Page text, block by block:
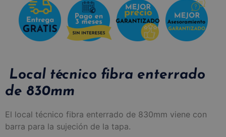
Local técnico fibra enterrado
de 830mm
El local técnico fibra enterrado de 830mm viene con
barra para la sujeción de la tapa.